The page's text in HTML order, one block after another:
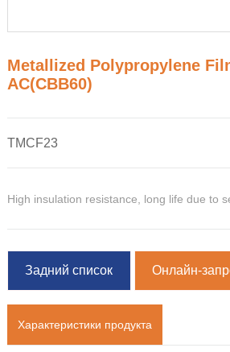
Metallized Polypropylene
AC(CBB60)
TMCF23
High insulation resistance, long life due to
Задний список Онлайн-
Характеристики продукта